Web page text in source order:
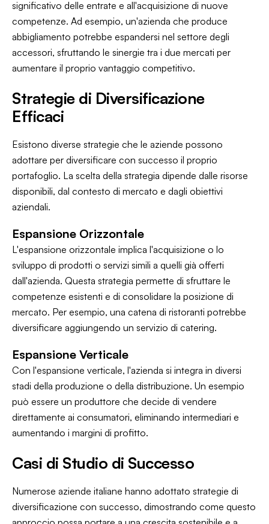
significativo delle entrate e all'acquisizione di nuove
competenze. Ad esempio, un'azienda che produce
abbigliamento potrebbe espandersi nel settore degli
accessori, sfruttando le sinergie tra i due mercati per
aumentare il proprio vantaggio competitivo.
Strategie di Diversificazione
Efficaci
Esistono diverse strategie che le aziende possono
adottare per diversificare con successo il proprio
portafoglio. La scelta della strategia dipende dalle risorse
disponibili, dal contesto di mercato e dagli obiettivi
aziendali.
Espansione Orizzontale
L'espansione orizzontale implica l'acquisizione o lo
sviluppo di prodotti o servizi simili a quelli già offerti
dall'azienda. Questa strategia permette di sfruttare le
competenze esistenti e di consolidare la posizione di
mercato. Per esempio, una catena di ristoranti potrebbe
diversificare aggiungendo un servizio di catering.
Espansione Verticale
Con l'espansione verticale, l'azienda si integra in diversi
stadi della produzione o della distribuzione. Un esempio
può essere un produttore che decide di vendere
direttamente ai consumatori, eliminando intermediari e
aumentando i margini di profitto.
Casi di Studio di Successo
Numerose aziende italiane hanno adottato strategie di
diversificazione con successo, dimostrando come questo